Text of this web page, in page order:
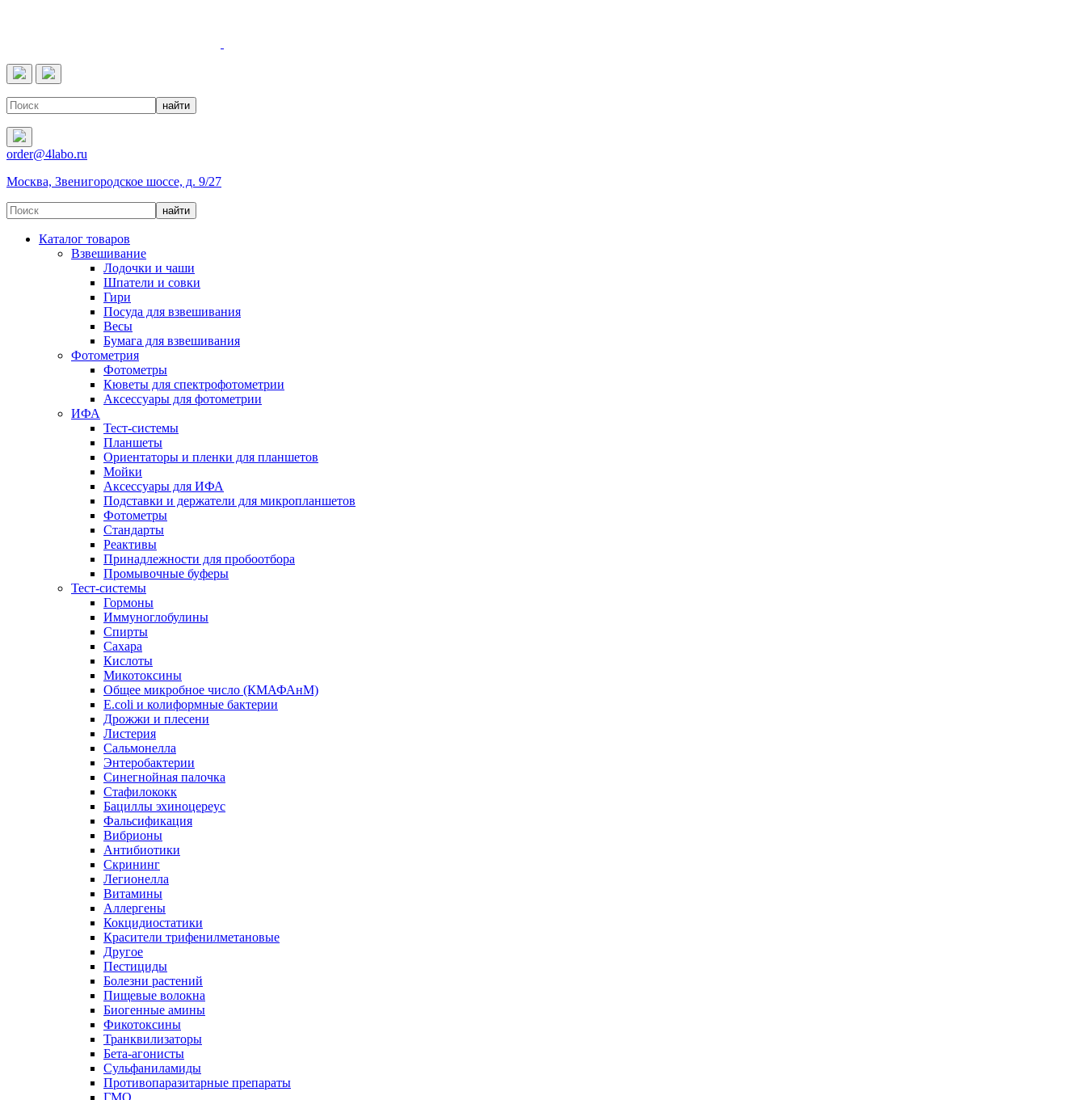
order@4labo.ru
Москва, Звенигородское шоссе, д. 9/27
Каталог товаров
Взвешивание
Лодочки и чаши
Шпатели и совки
Гири
Посуда для взвешивания
Весы
Бумага для взвешивания
Фотометрия
Фотометры
Кюветы для спектрофотометрии
Аксессуары для фотометрии
ИФА
Тест-системы
Планшеты
Ориентаторы и пленки для планшетов
Мойки
Аксессуары для ИФА
Подставки и держатели для микропланшетов
Фотометры
Стандарты
Реактивы
Принадлежности для пробоотбора
Промывочные буферы
Тест-системы
Гормоны
Иммуноглобулины
Спирты
Сахара
Кислоты
Микотоксины
Общее микробное число (КМАФАнМ)
E.coli и колиформные бактерии
Дрожжи и плесени
Листерия
Сальмонелла
Энтеробактерии
Синегнойная палочка
Стафилококк
Бациллы эхиноцереус
Фальсификация
Вибрионы
Антибиотики
Скрининг
Легионелла
Витамины
Аллергены
Кокцидиостатики
Красители трифенилметановые
Другое
Пестициды
Болезни растений
Пищевые волокна
Биогенные амины
Фикотоксины
Транквилизаторы
Бета-агонисты
Сульфаниламиды
Противопаразитарные препараты
ГМО